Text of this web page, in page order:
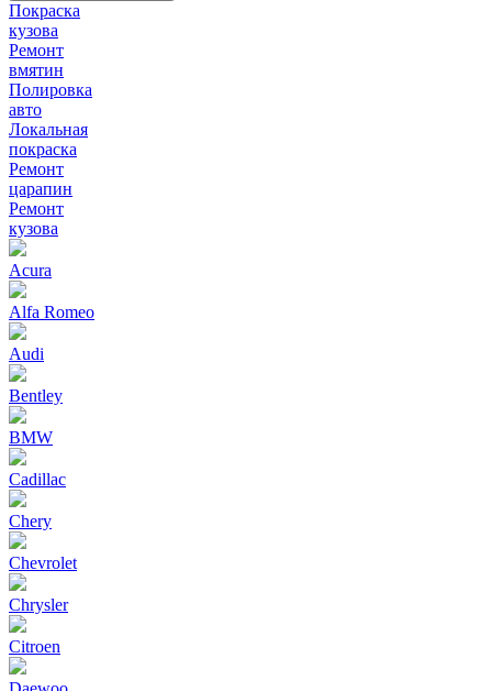
Покраска
кузова
Ремонт
вмятин
Полировка
авто
Локальная
покраска
Ремонт
царапин
Ремонт
кузова
Acura
Alfa Romeo
Audi
Bentley
BMW
Cadillac
Chery
Chevrolet
Chrysler
Citroen